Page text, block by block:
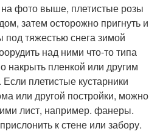
на фото выше, плетистые розы
затем осторожно пригнуть и
под тяжестью снега зимой
над ними что-то типа
пленкой или другим
плетистые кустарники
или другой постройки, можно
лист, например. фанеры.
к стене или забору.